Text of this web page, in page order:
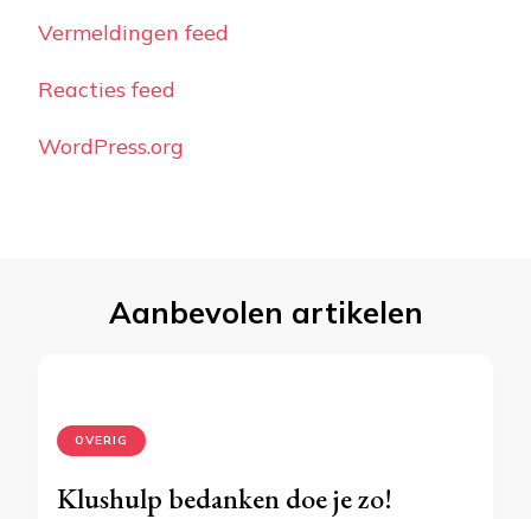
Vermeldingen feed
Reacties feed
WordPress.org
Aanbevolen artikelen
OVERIG
Klushulp bedanken doe je zo!